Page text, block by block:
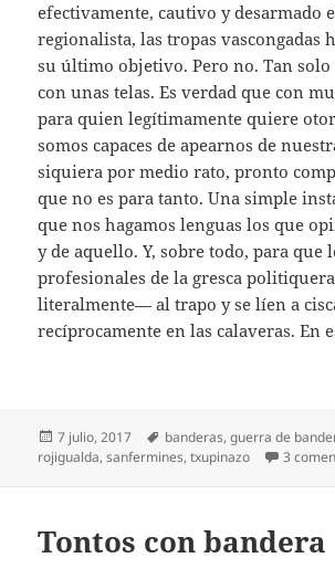
efectivamente, cautivo y desarmado
regionalista, las tropas vascongadas
su último objetivo. Pero no. Tan solo
con unas telas. Es verdad que con
para quien legítimamente quiere
somos capaces de apearnos de
siquiera por medio rato, pronto
que no es para tanto. Una simple
que nos hagamos lenguas los que
y de aquello. Y, sobre todo, para que
profesionales de la gresca
literalmente— al trapo y se líen a
recíprocamente en las calaveras. En
Publicado
el
7 julio, 2017 Etiquetas
banderas,guerra de
rojigualda,sanfermines,txupinazo 3
Tontos con bandera